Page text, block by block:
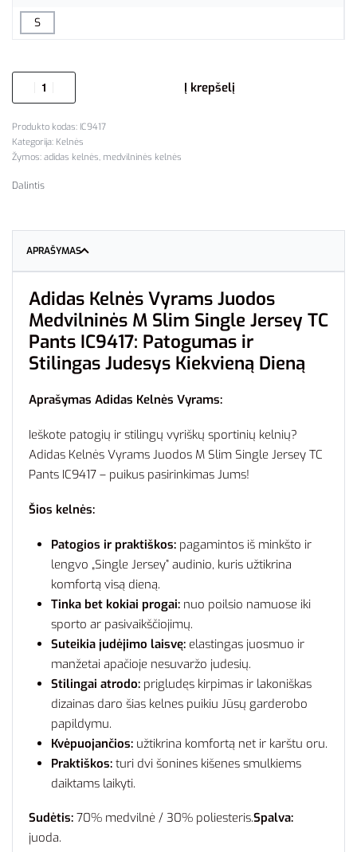
S
Į krepšelį
IC9417
Kategorija: Kelnės
Žymos: adidas kelnės, medvilninės kelnės
Dalintis
APRAŠYMAS
Adidas Kelnės Vyrams Juodos
Medvilninės M Slim Single Jersey TC
Pants IC9417: Patogumas ir
Stilingas Judesys Kiekvieną Dieną
Aprašymas Adidas Kelnės Vyrams:
Ieškote patogių ir stilingų vyriškų sportinių kelnių?
Adidas Kelnės Vyrams Juodos M Slim Single Jersey TC
Pants IC9417 – puikus pasirinkimas Jums!
Šios kelnės:
Patogios ir praktiškos: pagamintos iš minkšto ir
lengvo „Single Jersey” audinio, kuris užtikrina
komfortą visą dieną.
Tinka bet kokiai progai: nuo poilsio namuose iki
sporto ar pasivaikščiojimų.
Suteikia judėjimo laisvę: elastingas juosmuo ir
manžetai apačioje nesuvaržo judesių.
Stilingai atrodo: prigludęs kirpimas ir lakoniškas
dizainas daro šias kelnes puikiu Jūsų garderobo
papildymu.
Kvėpuojančios: užtikrina komfortą net ir karštu oru.
Praktiškos: turi dvi šonines kišenes smulkiems
daiktams laikyti.
Sudėtis: 70% medvilnė / 30% poliesteris.Spalva:
juoda.